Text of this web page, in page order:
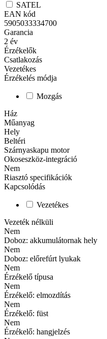
SATEL
EAN kód
5905033334700
Garancia
2 év
Érzékelők
Csatlakozás
Vezetékes
Érzékelés módja
Mozgás
Ház
Műanyag
Hely
Beltéri
Szárnyaskapu motor
Okoseszköz-integráció
Nem
Riasztó specifikációk
Kapcsolódás
Vezetékes
Vezeték nélküli
Nem
Doboz: akkumulátornak hely
Nem
Doboz: előrefúrt lyukak
Nem
Érzékelő típusa
Nem
Érzékelő: elmozdítás
Nem
Érzékelő: füst
Nem
Érzékelő: hangjelzés